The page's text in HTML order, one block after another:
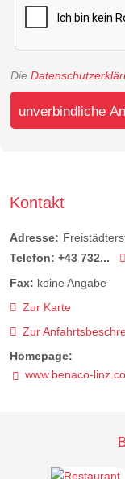
Die
unverbindliche
Kontakt
Adresse:
Telefon: +43 732...
Fax: keine Angabe
Zur Karte
Zur
Homepage:
www.benaco-